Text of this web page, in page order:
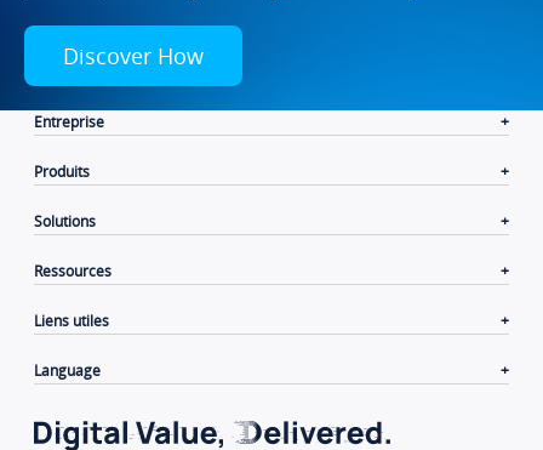
Discover How
Entreprise
Produits
Solutions
Ressources
Liens utiles
Language